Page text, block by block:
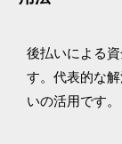
後払いによる
す。代表的な
いの活用です。